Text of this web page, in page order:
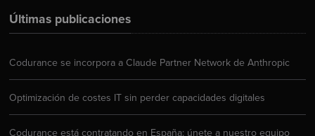
Últimas publicaciones
Codurance se incorpora a Claude Partner Network de Anthropic
Optimización de costes IT sin perder capacidades digitales
Codurance está contratando en España: únete a nuestro equipo